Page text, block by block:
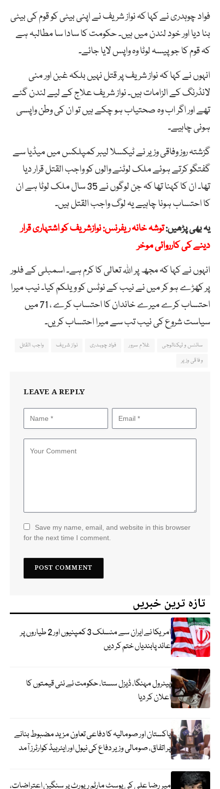
فواد چوہدری نے کہا کہ نواز شریف نے اپنی بیٹی کو قوم کی بیٹی
بنا دیا اور خود لندن میں ہیں۔ حکومت کا سادا سا مطالبہ ہے
کہ قوم کا جو پیسہ لوٹا وہ واپس لایا جائے۔
انہوں نے کہا کہ نواز شریف پر قتل نہیں بلکہ غبن اور منی
لانڈرنگ کے الزامات ہیں۔ نواز شریف علاج کے لیے لندن گئے
تھے اور اگر اب وہ صحتیاب ہو چکے ہیں تو ان کی وطن واپسی
ہونی چاہیے۔
گزشتہ روز وفاقی وزیر نے ٹیکسلا لیبر کمپلکس میں میڈیا سے
گفتگو کرتے ہوئے ملک لوٹنے والوں کو واجب القتل قرار دیا
تھا۔ ان کا کہنا تھا کہ جن لوگوں نے 35 سال ملک لوٹا ہے ان
کا احتساب ہونا چاہیے یہ لوگ واجب القتل ہیں۔
یہ بھی پڑھیں:توشہ خانہ ریفرنس: نوازشریف کو اشتہاری قرار
دینے کی کارروائی موخر
انہوں نے کہا کہ مجھ پر اللہ تعالی کا کرم ہے۔ اسمبلی کے فلور
پر کھڑے ہو کر میں نے نیب کے نوٹس کو ویلکم کیا۔ نیب میرا
احتساب کرے میرے خاندان کا احتساب کرے ، 71 میں
سیاست شروع کی نیب تب سے میرا احتساب کریں۔
سائنس و ٹیکنالوجی غلام سرور فواد چوہدری نواز شریف
واجب القتل
وفاقی وزیر
LEAVE A REPLY
Save my name, email, and website in this browser
for the next time I comment.
تازہ ترین خبریں
امریکا نے ایران سے منسلک 3 کمپنیوں اور 2 طیاروں پر
عائد پابندیاں ختم کر دیں
پیٹرول مہنگا، ڈیزل سستا، حکومت نے نئی قیمتوں کا
اعلان کر دیا
پاکستان اور صومالیہ کا دفاعی تعاون مزید مضبوط بنانے
پر اتفاق، صومالی وزیر دفاع کی نیول اور ایئرہیڈ کوارٹرز آمد
میر رضا علی کی پوسٹ مارٹم رپورٹ پر سنگین اعتراضات،